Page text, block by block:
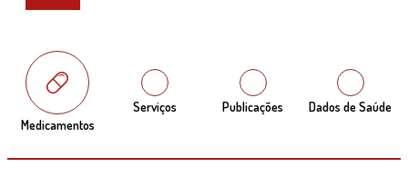
Medicamentos
Serviços Publicações Dados de Saúde